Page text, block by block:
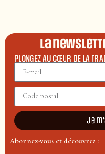
La
PLONGEZ AU CŒUR DE LA
Je
Abonnez-vous et découvrez :